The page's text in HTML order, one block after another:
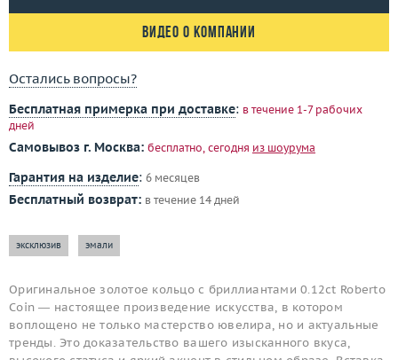
Видео о компании
Остались вопросы?
Бесплатная примерка при доставке: в течение 1-7 рабочих
дней
Самовывоз г. Москва: бесплатно, сегодня из шоурума
Гарантия на изделие: 6 месяцев
Бесплатный возврат: в течение 14 дней
эксклюзив эмали
Оригинальное золотое кольцо с бриллиантами 0.12ct Roberto
Coin — настоящее произведение искусства, в котором
воплощено не только мастерство ювелира, но и актуальные
тренды. Это доказательство вашего изысканного вкуса,